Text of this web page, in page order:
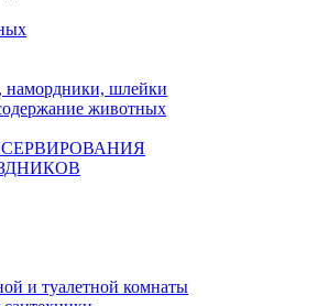
шлейки
животных
и туалетной комнаты